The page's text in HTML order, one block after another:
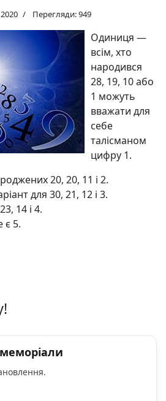
Перегляди: 949
Одиниця —
всім, хто
народився
28, 19, 10 або
1 можуть
вважати для
себе
талісманом
цифру 1.
20, 20, 11 і 2.
для 30, 21, 12 і 3.
14 і 4.
є 5.